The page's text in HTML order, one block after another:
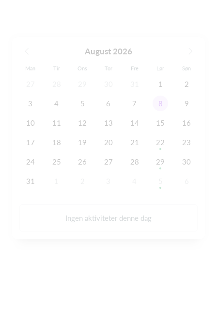
August 2026
Man Tir Ons Tor Fre Lør Søn
1 2
3 4 5 6 7 8 9
10 11 12 13 14 15 16
17 18 19 20 21 22 23
24 25 26 27 28 29 30
31
Ingen aktiviteter denne dag